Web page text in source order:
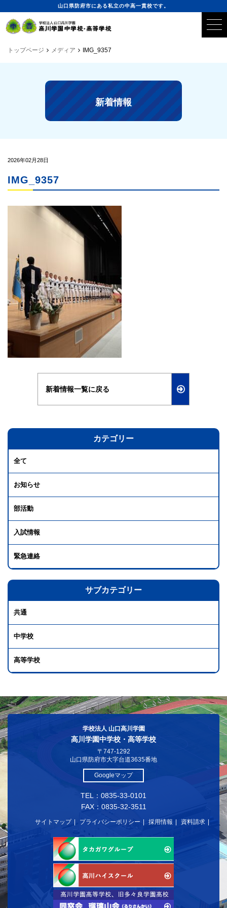
山口県防府市にある私立の中高一貫校です。
トップページ メディア IMG_9357
新着情報
2026年02月28日
IMG_9357
新着情報一覧に戻る
カテゴリー
全て
お知らせ
部活動
入試情報
緊急連絡
サブカテゴリー
共通
中学校
高等学校
学校法人 山口高川学園
高川学園中学校・高等学校
〒747-1292
山口県防府市大字台道3635番地
Googleマップ
TEL：0835-33-0101
FAX：0835-32-3511
サイトマップ プライバシーポリシー 採用情報 資料請求